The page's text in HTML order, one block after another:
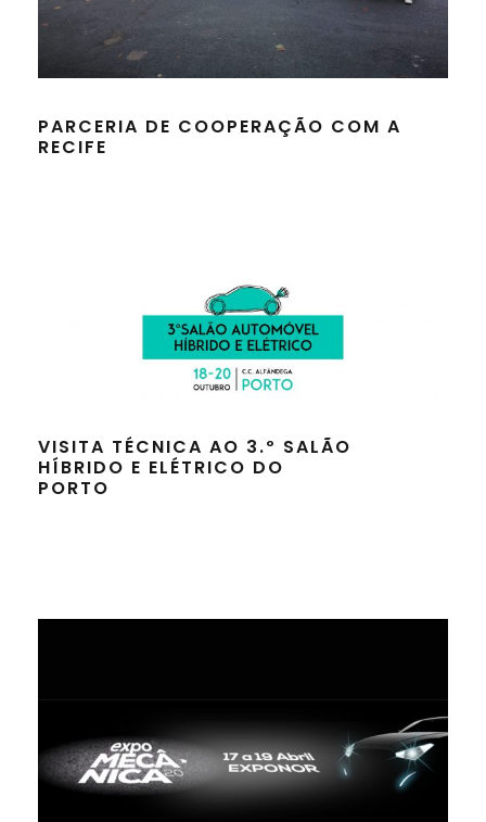
PARCERIA DE COOPERAÇÃO COM A
RECIFE
VISITA TÉCNICA AO 3.º SALÃO
HÍBRIDO E ELÉTRICO DO
PORTO